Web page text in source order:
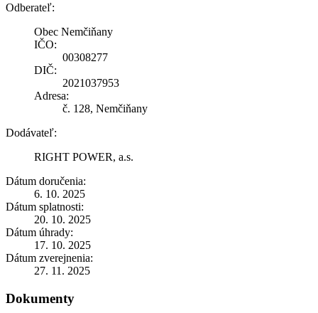
Odberateľ:
Obec Nemčiňany
IČO:
00308277
DIČ:
2021037953
Adresa:
č. 128, Nemčiňany
Dodávateľ:
RIGHT POWER, a.s.
Dátum doručenia:
6. 10. 2025
Dátum splatnosti:
20. 10. 2025
Dátum úhrady:
17. 10. 2025
Dátum zverejnenia:
27. 11. 2025
Dokumenty